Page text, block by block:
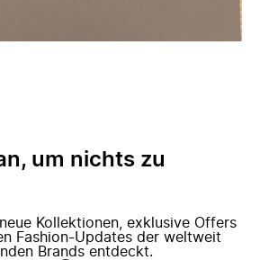
um nichts zu
Kollektionen, exklusive Offers
Fashion-Updates der weltweit
Brands entdeckt.